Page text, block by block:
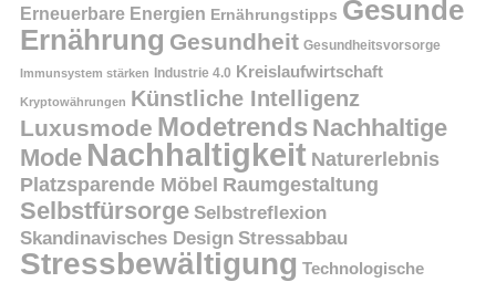
Erneuerbare Energien Ernährungstipps Gesunde
Ernährung Gesundheit Gesundheitsvorsorge
Immunsystem stärken Industrie 4.0 Kreislaufwirtschaft
Kryptowährungen Künstliche Intelligenz
Luxusmode Modetrends Nachhaltige
Mode Nachhaltigkeit Naturerlebnis
Platzsparende Möbel Raumgestaltung
Selbstfürsorge Selbstreflexion
Skandinavisches Design Stressabbau
Stressbewältigung Technologische